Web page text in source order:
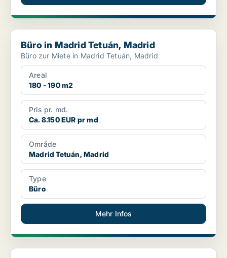
Büro in Madrid Tetuán, Madrid
Büro in Madrid Tetuán, Madrid
Büro zur Miete in Madrid Tetuán, Madrid
Areal
180 - 190 m2
Pris pr. md.
Ca. 8.150 EUR pr md
Område
Madrid Tetuán, Madrid
Type
Büro
Mehr Infos
Gewerbeimmobilien in Madrid Tetuán, Madrid